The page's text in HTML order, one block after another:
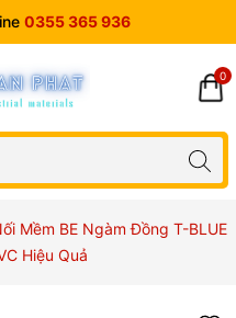
0355 365 936
0
Mềm BE Ngàm Đồng T-BLUE
Hiệu Quả